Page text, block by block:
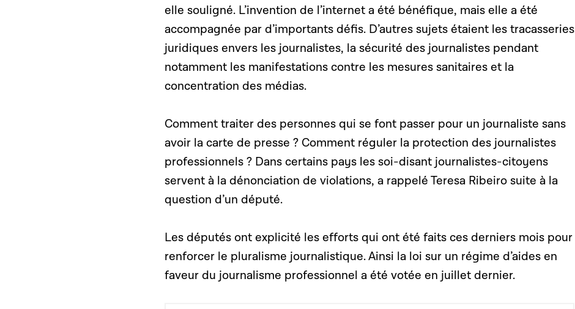
elle souligné. L’invention de l’internet a été bénéfique, mais elle a été
accompagnée par d’importants défis. D’autres sujets étaient les tracasseries
juridiques envers les journalistes, la sécurité des journalistes pendant
notamment les manifestations contre les mesures sanitaires et la
concentration des médias.
Comment traiter des personnes qui se font passer pour un journaliste sans
avoir la carte de presse ? Comment réguler la protection des journalistes
professionnels ? Dans certains pays les soi-disant journalistes-citoyens
servent à la dénonciation de violations, a rappelé Teresa Ribeiro suite à la
question d’un député.
Les députés ont explicité les efforts qui ont été faits ces derniers mois pour
renforcer le pluralisme journalistique. Ainsi la loi sur un régime d’aides en
faveur du journalisme professionnel a été votée en juillet dernier.